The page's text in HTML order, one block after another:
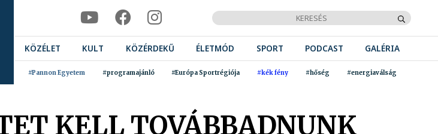
KÖZÉLET KULT KÖZÉRDEKŰ ÉLETMÓD SPORT PODCAST GALÉRIA
#Pannon Egyetem #programajánló #Európa Sportrégiója #kék fény #hőség #energiaválság
KELL TOVÁBBADNUNK